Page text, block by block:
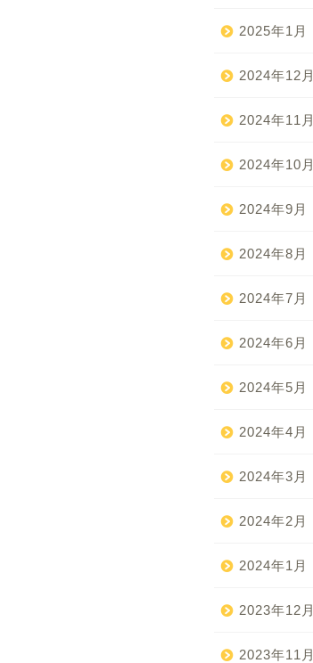
2025年1月
2024年12月
2024年11月
2024年10月
2024年9月
2024年8月
2024年7月
2024年6月
2024年5月
2024年4月
2024年3月
2024年2月
2024年1月
2023年12月
2023年11月